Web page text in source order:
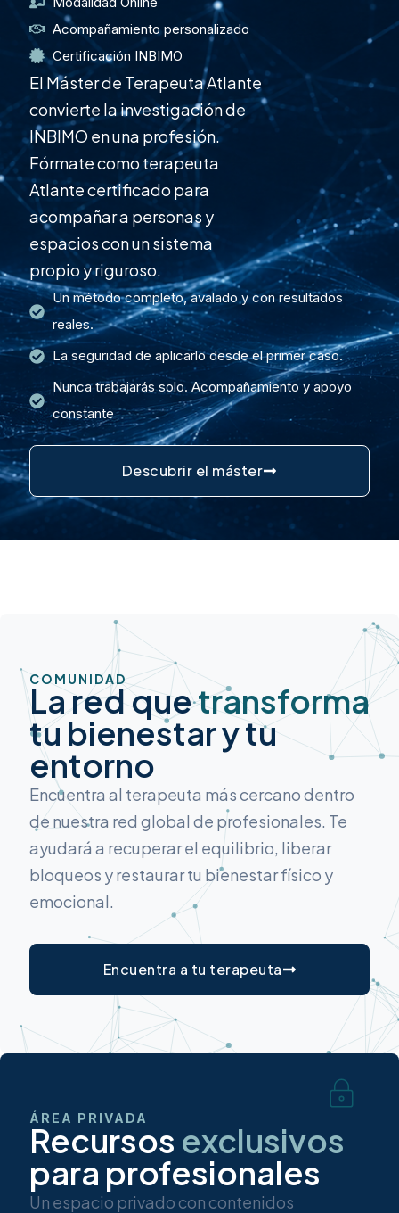
Acompañamiento personalizado
Certificación INBIMO
El Máster de Terapeuta Atlante
convierte la investigación de
INBIMO en una profesión.
Fórmate como terapeuta
Atlante certificado para
acompañar a personas y
espacios con un sistema
propio y riguroso.
Un método completo, avalado y con resultados
reales.
La seguridad de aplicarlo desde el primer caso.
Nunca trabajarás solo. Acompañamiento y apoyo
constante
Descubrir el máster
COMUNIDAD
La red quetransforma
tu bienestar y tu
entorno
Encuentra al terapeuta más cercano dentro
de nuestra red global de profesionales. Te
ayudará a recuperar el equilibrio, liberar
bloqueos y restaurar tu bienestar físico y
emocional.
Encuentra a tu terapeuta
ÁREA PRIVADA
Recursos exclusivos
para profesionales
Un espacio privado con contenidos